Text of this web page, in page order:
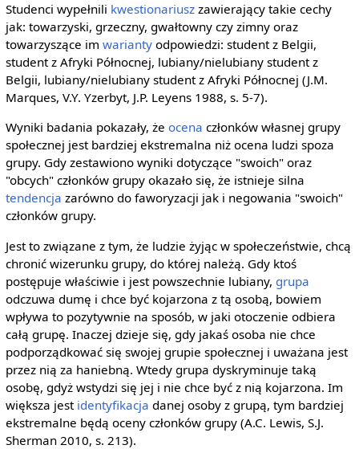
Studenci wypełnili kwestionariuszzawierający takie cechy
jak: towarzyski, grzeczny, gwałtowny czy zimny oraz
towarzyszące im wariantyodpowiedzi: student z Belgii,
student z Afryki Północnej, lubiany/nielubiany student z
Belgii, lubiany/nielubiany student z Afryki Północnej (J.M.
Marques, V.Y. Yzerbyt, J.P. Leyens 1988, s. 5-7).
Wyniki badania pokazały, że ocena członków własnej grupy
społecznej jest bardziej ekstremalna niż ocena ludzi spoza
grupy. Gdy zestawiono wyniki dotyczące "swoich" oraz
"obcych" członków grupy okazało się, że istnieje silna
tendencja zarówno do faworyzacji jak i negowania "swoich"
członków grupy.
Jest to związane z tym, że ludzie żyjąc w społeczeństwie, chcą
chronić wizerunku grupy, do której należą. Gdy ktoś
postępuje właściwie i jest powszechnie lubiany, grupa
odczuwa dumę i chce być kojarzona z tą osobą, bowiem
wpływa to pozytywnie na sposób, w jaki otoczenie odbiera
całą grupę. Inaczej dzieje się, gdy jakaś osoba nie chce
podporządkować się swojej grupie społecznej i uważana jest
przez nią za haniebną. Wtedy grupa dyskryminuje taką
osobę, gdyż wstydzi się jej i nie chce być z nią kojarzona. Im
większa jest identyfikacja danej osoby z grupą, tym bardziej
ekstremalne będą oceny członków grupy (A.C. Lewis, S.J.
Sherman 2010, s. 213).